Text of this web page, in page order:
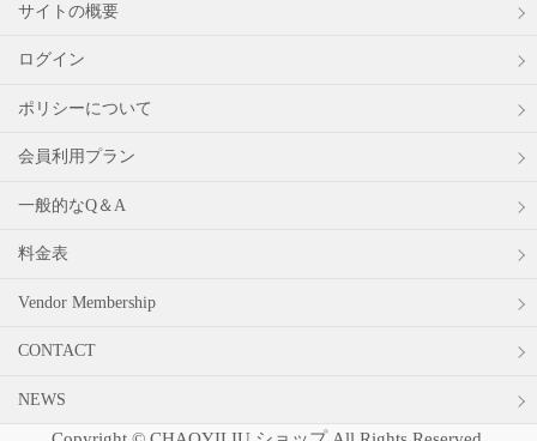
サイトの概要
ログイン
ポリシーについて
会員利用プラン
一般的なQ＆A
料金表
Vendor Membership
CONTACT
NEWS